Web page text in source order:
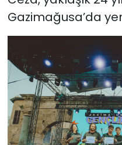
Gazimağusa’da